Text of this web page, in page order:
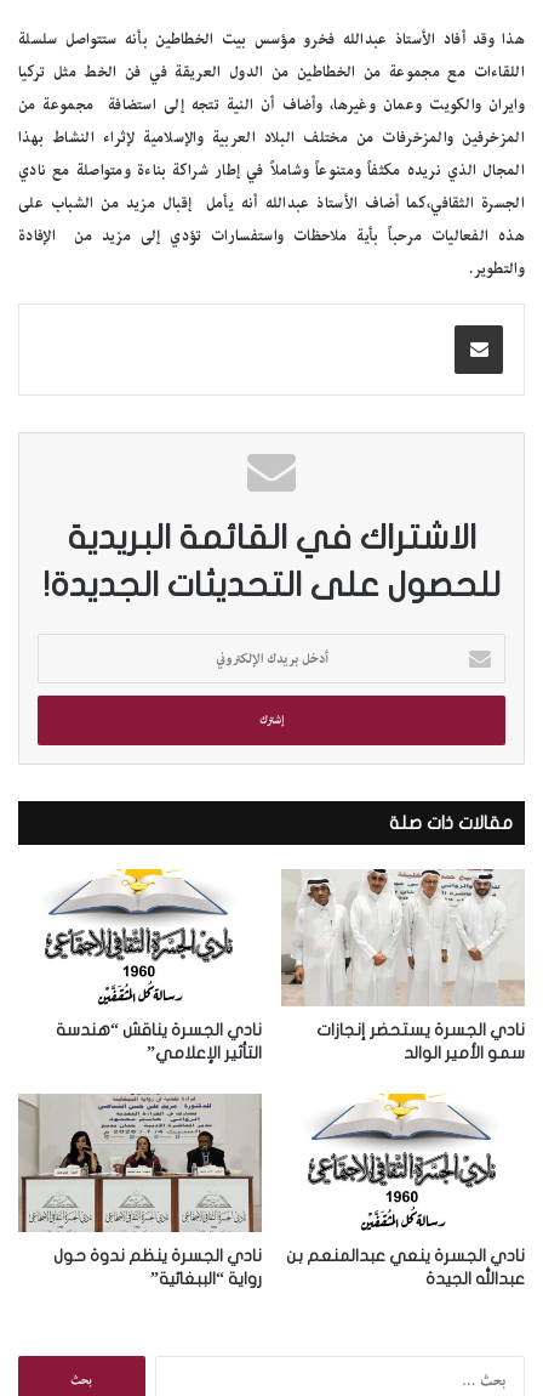
هذا وقد أفاد الأستاذ عبدالله فخرو مؤسس بيت الخطاطين بأنه ستتواصل سلسلة
اللقاءات مع مجموعة من الخطاطين من الدول العريقة في فن الخط مثل تركيا
وايران والكويت وعمان وغيرها، وأضاف أن النية تتجه إلى استضافة مجموعة من
المزخرفين والمزخرفات من مختلف البلاد العربية والإسلامية لإثراء النشاط بهذا
المجال الذي نريده مكثفاً ومتنوعاً وشاملاً في إطار شراكة بناءة ومتواصلة مع نادي
الجسرة الثقافي،كما أضاف الأستاذ عبدالله أنه يأمل إقبال مزيد من الشباب على
هذه الفعاليات مرحباً بأية ملاحظات واستفسارات تؤدي إلى مزيد من الإفادة
والتطوير.
الاشتراك في القائمة البريدية
للحصول على التحديثات الجديدة!
خ
ب
ي
د
ك
ا
ل
إ
ك
ت
ر
و
مقالات ذات صلة
نادي الجسرة يستحضر إنجازات
سمو الأمير الوالد
نادي الجسرة يناقش “هندسة
التأثير الإعلامي”
نادي الجسرة ينعي عبدالمنعم بن
عبدالله الجيدة
نادي الجسرة ينظم ندوة حول
رواية “الببغائية”